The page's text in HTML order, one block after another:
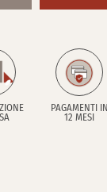
PAGAMENTI IN
12 MESI